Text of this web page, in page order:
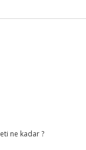
ne kadar ?